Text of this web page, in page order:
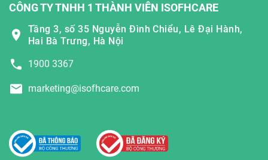
CÔNG TY TNHH 1 THÀNH VIÊN ISOFHCARE
Tầng 3, số 35 Nguyễn Đình Chiểu, Lê Đại Hành,
Hai Bà Trưng, Hà Nội
1900 3367
marketing@isofhcare.com